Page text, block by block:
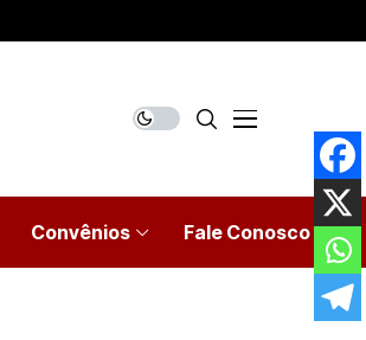
Convênios Fale Conosco